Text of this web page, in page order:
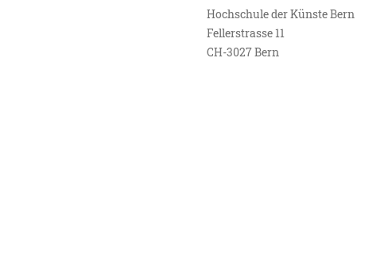
Hochschule der Künste Bern
Fellerstrasse 11
CH-3027 Bern